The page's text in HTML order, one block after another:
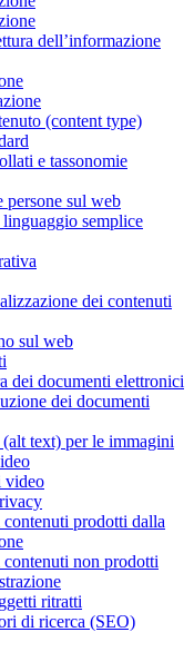
dell’informazione
(content type)
e tassonomie
persone sul web
semplice
dei contenuti
sul web
dei documenti elettronici
dei documenti
text) per le immagini
video
prodotti dalla
non prodotti
ritratti
di ricerca (SEO)